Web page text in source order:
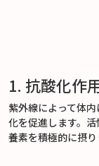
1. 抗酸化作
紫外線によって体
化を促進します。
養素を積極的に摂り